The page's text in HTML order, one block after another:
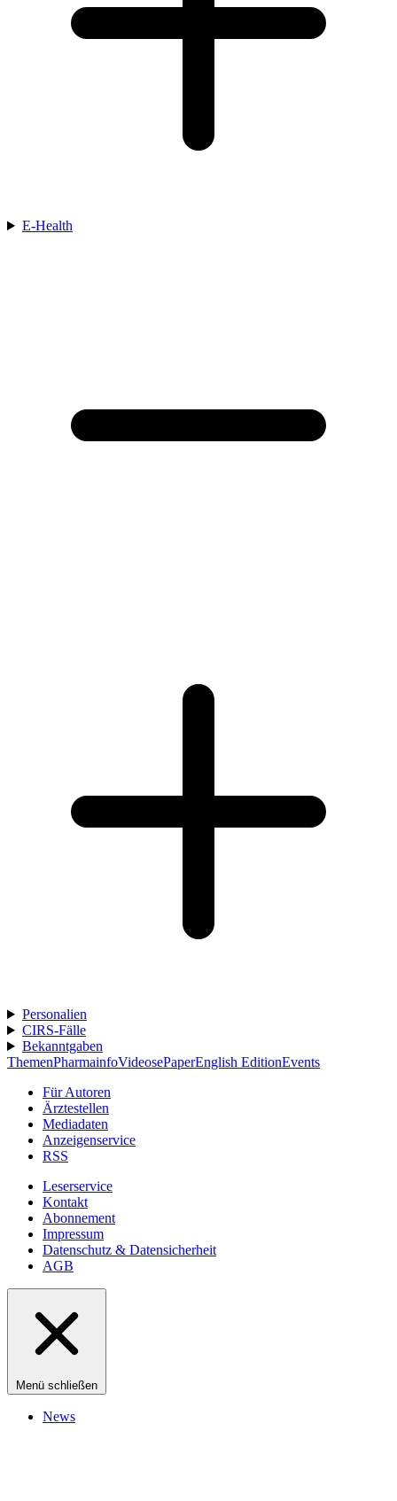
E-Health
Personalien
CIRS-Fälle
Bekanntgaben
ThemenPharmainfoVideosePaperEnglish EditionEvents
Für Autoren
Ärztestellen
Mediadaten
Anzeigenservice
RSS
Leserservice
Kontakt
Abonnement
Impressum
Datenschutz & Datensicherheit
AGB
Menü schließen
News